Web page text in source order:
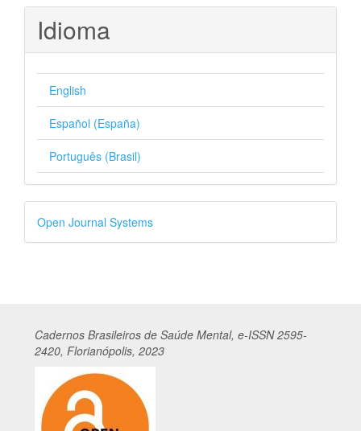
Idioma
English
Español (España)
Português (Brasil)
Desenvolvido
por
Open Journal Systems
Cadernos Brasileiros de Saúde Mental, e-ISSN 2595-
2420, Florianópolis, 2023